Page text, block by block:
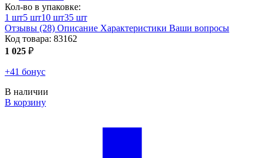
Кол-во в упаковке:
1 шт5 шт10 шт35 шт
Отзывы (28) Описание Характеристики Ваши вопросы
Код товара: 83162
1 025 ₽
+41 бонус
В наличии
В корзину